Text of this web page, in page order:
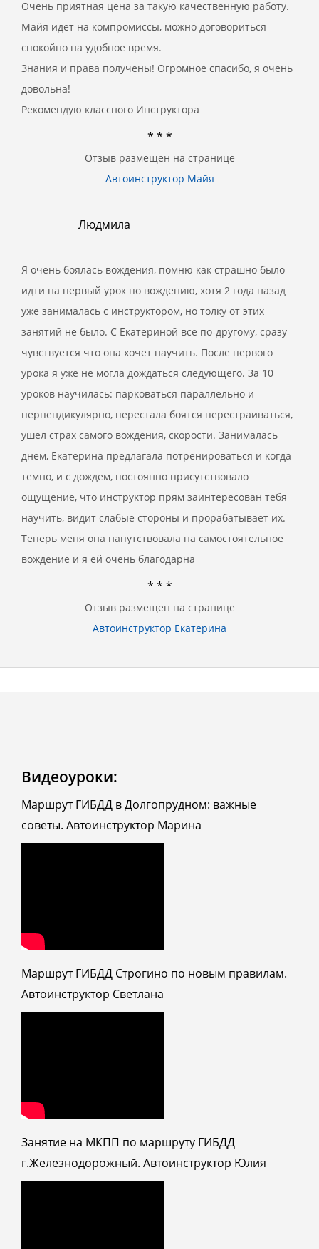
Очень приятная цена за такую качественную работу.
Майя идёт на компромиссы, можно договориться
спокойно на удобное время.
Знания и права получены! Огромное спасибо, я очень
довольна!
Рекомендую классного Инструктора
* * *
Отзыв размещен на странице
Автоинструктор Майя
Людмила
Я очень боялась вождения, помню как страшно было
идти на первый урок по вождению, хотя 2 года назад
уже занималась с инструктором, но толку от этих
занятий не было. С Екатериной все по-другому, сразу
чувствуется что она хочет научить. После первого
урока я уже не могла дождаться следующего. За 10
уроков научилась: парковаться параллельно и
перпендикулярно, перестала боятся перестраиваться,
ушел страх самого вождения, скорости. Занималась
днем, Екатерина предлагала потренироваться и когда
темно, и с дождем, постоянно присутствовало
ощущение, что инструктор прям заинтересован тебя
научить, видит слабые стороны и прорабатывает их.
Теперь меня она напутствовала на самостоятельное
вождение и я ей очень благодарна
* * *
Отзыв размещен на странице
Автоинструктор Екатерина
Видеоуроки:
Маршрут ГИБДД в Долгопрудном: важные
советы. Автоинструктор Марина
Маршрут ГИБДД Строгино по новым правилам.
Автоинструктор Светлана
Занятие на МКПП по маршруту ГИБДД
г.Железнодорожный. Автоинструктор Юлия